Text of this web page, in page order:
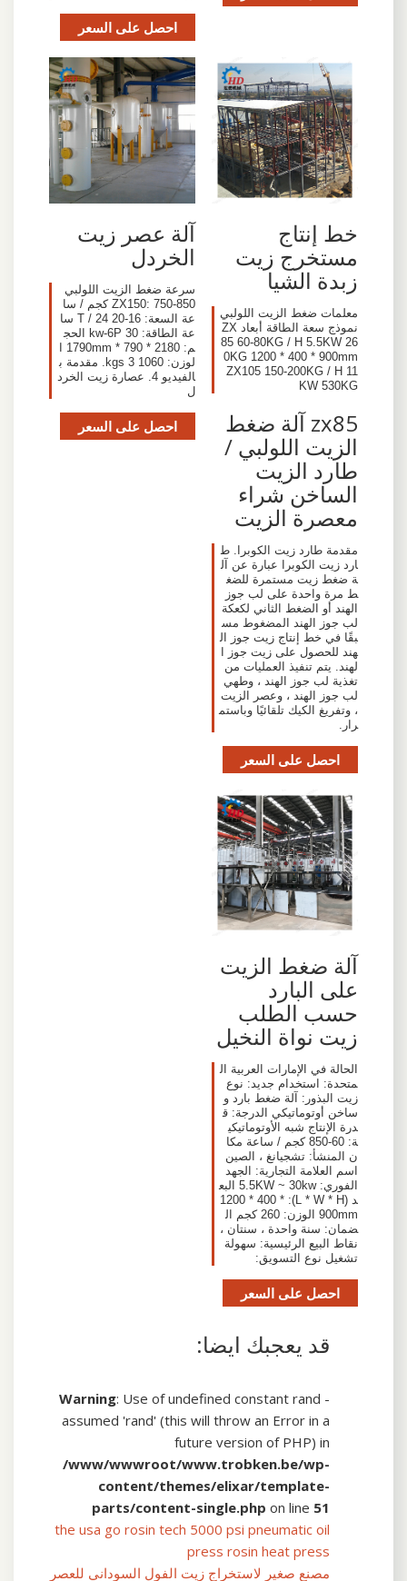
احصل على السعر
خط إنتاج
مستخرج زيت
زبدة الشيا
معلمات ضغط الزيت اللولبي
نموذج سعة الطاقة أبعاد ZX
85 60-80KG / H 5.5KW 26
0KG 1200 * 400 * 900mm
ZX105 150-200KG / H 11
KW 530KG
zx85 آلة ضغط
الزيت اللولبي /
طارد الزيت
الساخن شراء
معصرة الزيت
مقدمة طارد زيت الكوبرا. ط
ارد زيت الكوبرا عبارة عن آل
ة ضغط زيت مستمرة للضغ
ط مرة واحدة على لب جوز
الهند أو الضغط الثاني لكعكة
لب جوز الهند المضغوط مس
بقًا في خط إنتاج زيت جوز ال
هند للحصول على زيت جوز ا
لهند. يتم تنفيذ العمليات من
تغذية لب جوز الهند ، وطهي
لب جوز الهند ، وعصر الزيت
، وتفريغ الكيك تلقائيًا وباستم
رار.
احصل على السعر
آلة عصر زيت
الخردل
سرعة ضغط الزيت اللولبي
ZX150: 750-850 كجم / سا
عة السعة: 16-20 T / 24 سا
عة الطاقة: 30 kw-6P الحج
لوزن: 1060 kgs 3. مقدمة ب
الفيديو 4. عصارة زيت الخرد
ل
احصل على السعر
آلة ضغط الزيت
على البارد
حسب الطلب
زيت نواة النخيل
الحالة في الإمارات العربية ال
متحدة: استخدام جديد: نوع
زيت البذور: آلة ضغط بارد و
ساخن أوتوماتيكي الدرجة: ق
درة الإنتاج شبه الأوتوماتيكي
ة: 60-850 كجم / ساعة مكا
ن المنشأ: تشجيانغ ، الصين
اسم العلامة التجارية: الجهد
الفوري: 5.5KW ~ 30kw البع
د (L * W * H): 1200 * 400 *
900mm الوزن: 260 كجم ال
ضمان: سنة واحدة ، سنتان ،
نقاط البيع الرئيسية: سهولة
تشغيل نوع التسويق:
احصل على السعر
قد يعجبك ايضا:
Warning: Use of undefined constant rand -
assumed 'rand' (this will throw an Error in a
future version of PHP) in
/www/wwwroot/www.trobken.be/wp-
content/themes/elixar/template-
parts/content-single.php on line 51
the usa go rosin tech 5000 psi pneumatic oil
press rosin heat press
مصنع صغير لاستخراج زيت الفول السوداني للعصر